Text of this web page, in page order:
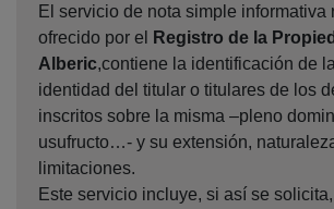
El servicio de nota simple informativa
ofrecido por el
Registro de la
Alberic,contiene la identificación de
identidad del titular o titulares de los
inscritos sobre la misma –pleno
usufructo…- y su extensión,
limitaciones.
Este servicio incluye, si así se